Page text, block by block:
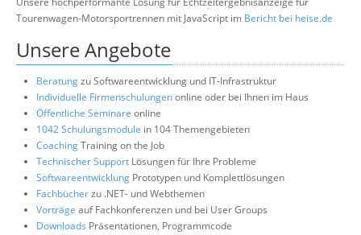
Tourenwagen-Motorsportrennen mit JavaScript im Bericht bei heise.de
Unsere Angebote
Beratungzu Softwareentwicklung und IT-Infrastruktur
Individuelle Firmenschulungenonline oder bei Ihnen im Haus
Öffentliche Seminare online
1042 Schulungsmodule in 104 Themengebieten
CoachingTraining on the Job
Technischer Support Lösungen für Ihre Probleme
Softwareentwicklung Prototypen und Komplettlösungen
Fachbücherzu .NET- und Webthemen
Vorträge auf Fachkonferenzen und bei User Groups
Downloads Präsentationen, Programmcode